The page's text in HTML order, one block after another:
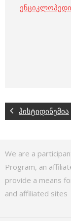
ჰისტიდინემია
We are a
Program, an
provide a means
and affiliated sites